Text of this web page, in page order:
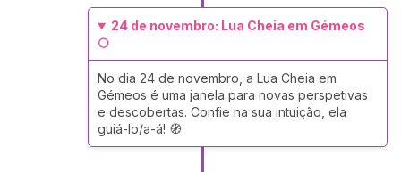
24 de novembro: Lua Cheia em Gémeos
🌕
No dia 24 de novembro, a Lua Cheia em
Gémeos é uma janela para novas perspetivas
e descobertas. Confie na sua intuição, ela
guiá-lo/a-á! 🧭